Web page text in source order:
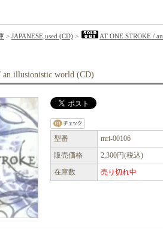
> JAPANESE,used (CD) >
AT ONE STROKE / an
illusionistic world (CD)
型番
mri-00106
販売価格
2,300円(税込)
在庫数
売り切れ中